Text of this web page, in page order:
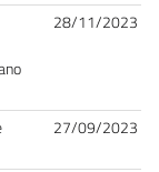
28/11/2023
27/09/2023